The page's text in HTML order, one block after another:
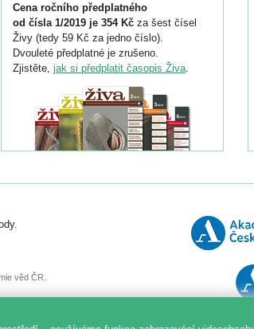
Cena ročního předplatného
od čísla 1/2019 je 354 Kč za šest čísel
Živy (tedy 59 Kč za jedno číslo).
Dvouleté předplatné je zrušeno.
Zjistěte, jak si předplatit časopis Živa.
věd ČR.